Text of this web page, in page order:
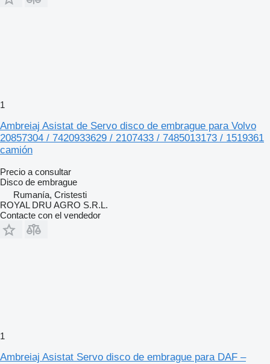
1
Ambreiaj Asistat de Servo disco de embrague para Volvo
20857304 / 7420933629 / 2107433 / 7485013173 / 1519361
camión
Precio a consultar
Disco de embrague
Rumanía, Cristesti
ROYAL DRU AGRO S.R.L.
Contacte con el vendedor
1
Ambreiaj Asistat Servo disco de embrague para DAF –